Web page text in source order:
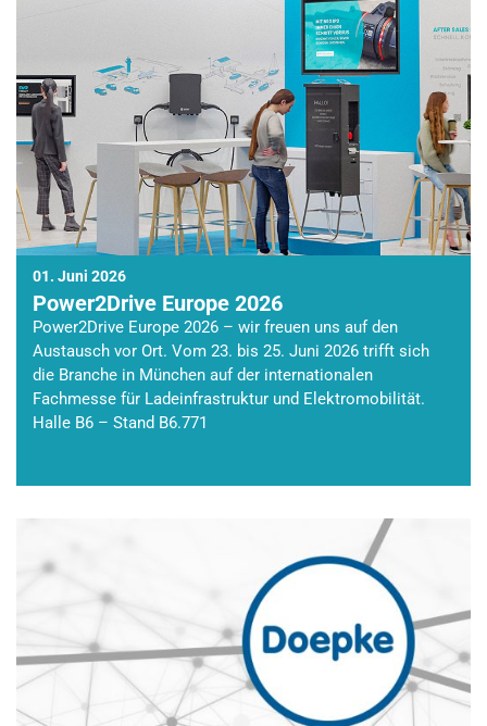
01. Juni 2026
Power2Drive Europe 2026
Power2Drive Europe 2026 – wir freuen uns auf den
Austausch vor Ort. Vom 23. bis 25. Juni 2026 trifft sich
die Branche in München auf der internationalen
Fachmesse für Ladeinfrastruktur und Elektromobilität.
Halle B6 – Stand B6.771